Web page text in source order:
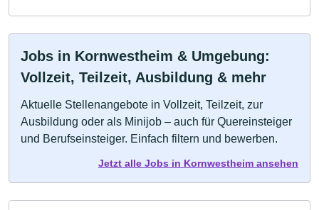
Jobs in Kornwestheim & Umgebung:
Vollzeit, Teilzeit, Ausbildung & mehr
Aktuelle Stellenangebote in Vollzeit, Teilzeit, zur
Ausbildung oder als Minijob – auch für Quereinsteiger
und Berufseinsteiger. Einfach filtern und bewerben.
Jetzt alle Jobs in Kornwestheim ansehen